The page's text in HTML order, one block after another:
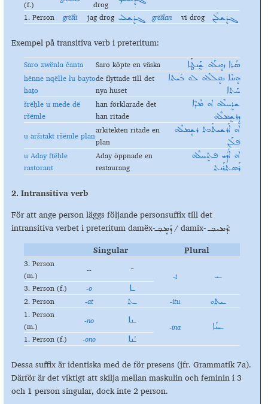
(f.)
drog
1. Person grëšli jag drog ܓܪܷܫܠܝ grëšlan vi drog ܓܪܷܫܠܰܢ
Exempel på transitiva verb i preteritum:
Saro zwënla čanṭa Saro köpte en väska ܣܰܪܐ ܙܘܷܢܠܰܗ ܫ̰ܰܢܛܰܐ
hënne nqëlle lu bayto
ḥaṯo
de flyttade till det
nya huset
ܗܷܢܢܶܐ ܢܩܷܠܠܶܗ ܠܘ ܒܰܝܬܐ
ܚܰܬ݂ܐ
šrëḥle u mede dë
ršëmle
han förklarade det
han ritade
ܫܪܷܚܠܶܗ ܐܘ ܡܶܕܶܐ
ܕܷܪܫܷܡܠܶܗ
u aršitakt ršëmle planarkitekten ritade en
plan
ܐܘ ܐܰܪܫܝܬܰܟܬ ܪܫܷܡܠܶܗ
ܦ݁ܠܰܢ
u Aday ftëḥle
rastorant
Aday öppnade en
restaurang
ܐܘ ܐܰܕܰܝ ܦܬܷܚܠܶܗ
ܪܰܣܬܳܪܰܢܬ
2. Intransitiva verb
För att ange person läggs följande personsuffix till det
intransitiva verbet i preteritum damëx-ܕܰܡܷܟ݂ـ/ damix-ܕܰܡܝܟ݂ـ:
Singular Plural
3. Person
(m.)
-- - -i ـܝ
3. Person (f.) -o ـܐ
2. Person -at ـܬ -itu ـܝܬܘ
1. Person
(m.)
-no ـܢܐ -ina ـܝܢܰܐ
1. Person (f.) -ono ـܳܢܐ
Dessa suffix är identiska med de för presens (jfr. Grammatik 7a).
Därför är det viktigt att skilja mellan maskulin och feminin i 3
och 1 person singular, dock inte 2 person.